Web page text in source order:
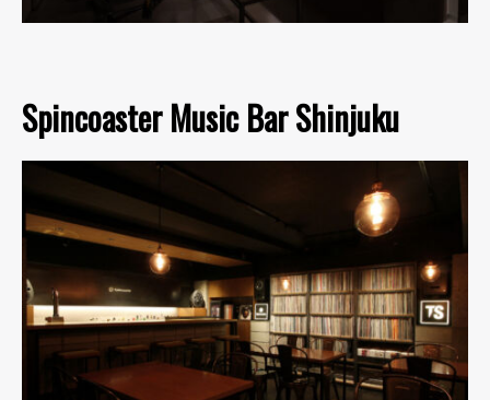
Spincoaster Music Bar Shinjuku